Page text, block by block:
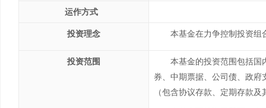
运作方式
投资理念 本基金在力争控制投资组
投资范围
本基金的投资范围包括国
券、中期票据、公司债、政
（包含协议存款、定期存款